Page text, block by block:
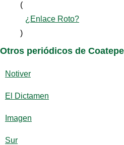
(
¿Enlace Roto?
)
Otros periódicos de
Notiver
El Dictamen
Imagen
Sur